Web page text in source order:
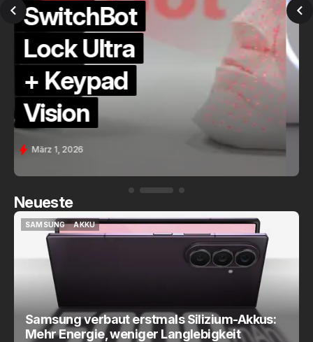
QuickCheck:
Home
Assistant
Voice (PE)
Feb. 9, 2026
Neueste
SAMSUNG
SAMSUNG
AKKU
AKKU
Samsung verbaut erstmals Silizium-Akkus:
Mehr Energie, weniger Langlebigkeit